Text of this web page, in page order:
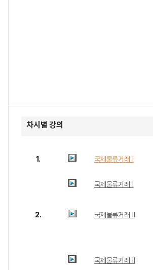
차시별 강의
1. 국제물류거래 Ⅰ
국제물류거래 Ⅰ
2. 국제물류거래 Ⅱ
국제물류거래 Ⅱ